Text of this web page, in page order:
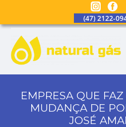
(47) 2122-
EMPRESA QUE
MUDANÇA DE
JOSÉ